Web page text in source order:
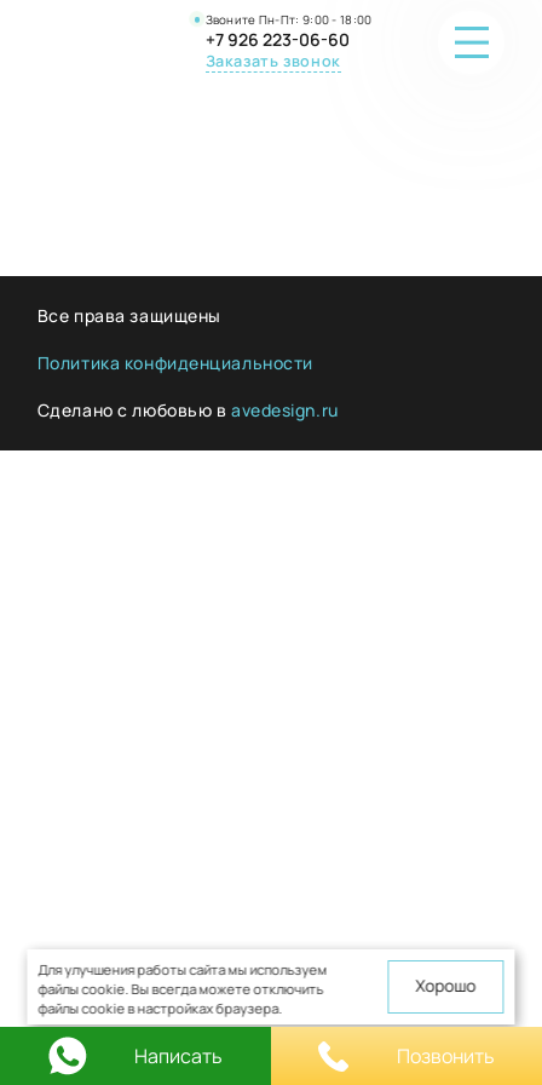
Звоните Пн-Пт: 9:00 - 18:00
+7 926 223-06-60
Заказать звонок
ОНЛАЙН-ПРОДАЖА
ВОПРОС-ОТВЕТ
КОНТАКТЫ
Все права защищены
Политика конфиденциальности
Сделано с любовью в avedesign.ru
Для улучшения работы сайта мы используем
файлы cookie. Вы всегда можете отключить
файлы cookie в настройках браузера.
Хорошо
Написать Позвонить